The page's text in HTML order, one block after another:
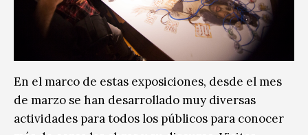
En el marco de estas exposiciones, desde el mes
de marzo se han desarrollado muy diversas
actividades para todos los públicos para conocer